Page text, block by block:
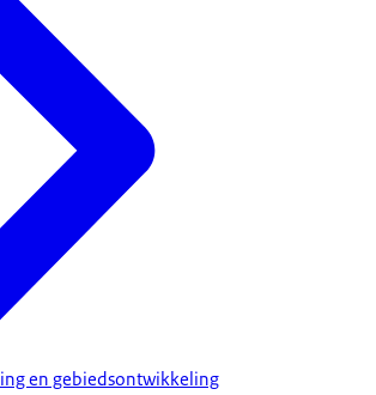
en gebiedsontwikkeling